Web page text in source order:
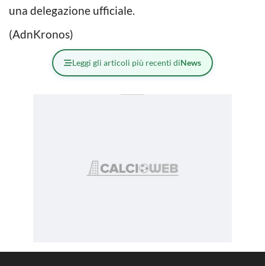
una delegazione ufficiale.
(AdnKronos)
Leggi gli articoli più recenti diNews